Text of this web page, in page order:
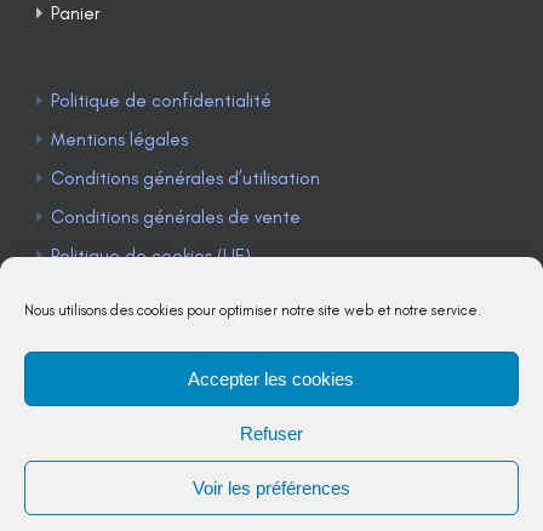
Nous utilisons des cookies pour optimiser notre site web et notre service.
Accepter les cookies
Refuser
Voir les préférences
Panier
Politique de confidentialité
Mentions légales
Conditions générales d’utilisation
Conditions générales de vente
Politique de cookies (UE)
TÉLÉPHONE : 04 90 85 22 98